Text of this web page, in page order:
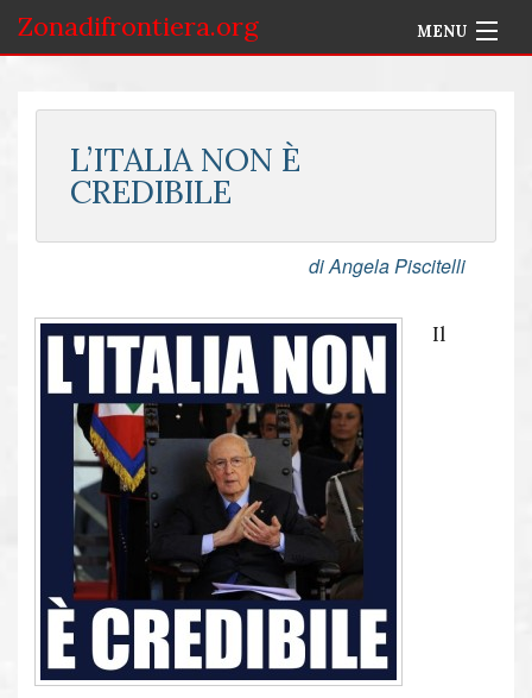
Zonadifrontiera.org MENU
Accedi
L’ITALIA NON È
CREDIBILE
di Angela Piscitelli
Il